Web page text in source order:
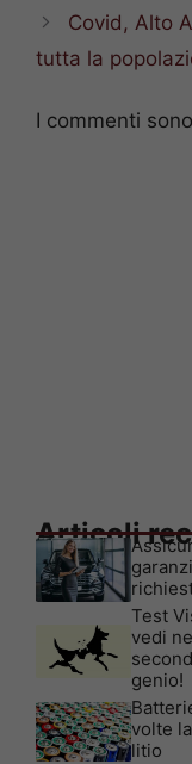
Covid, Alto
tutta la
I commenti
Articoli
Test
vedi
genio!
volte
litio